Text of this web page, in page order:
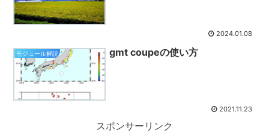
2024.01.08
モジュール解説 gmt coupeの使い方
2021.11.23
スポンサーリンク